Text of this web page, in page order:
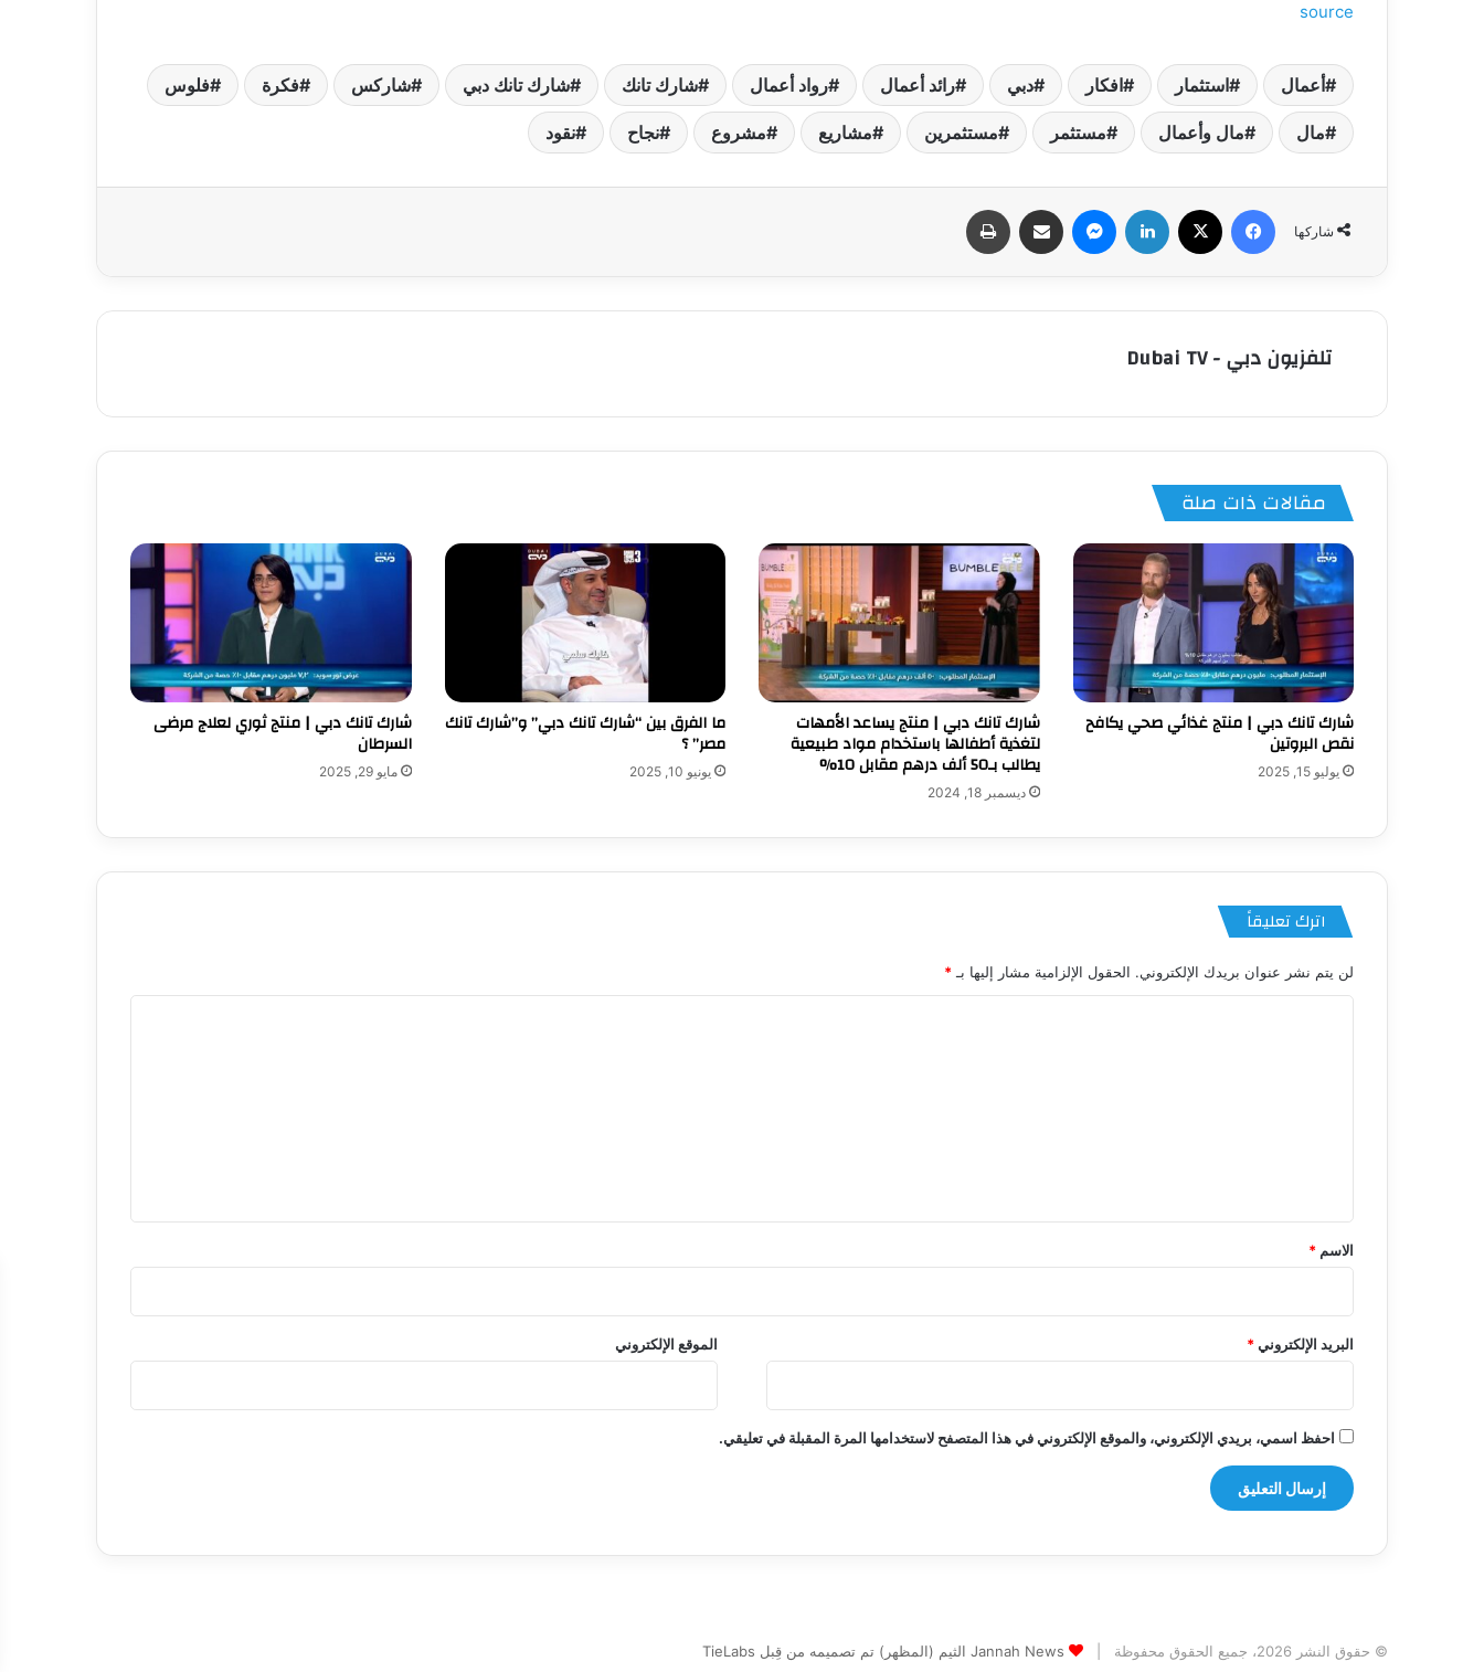
source
أعمال استثمار افكار دبي رائد أعمال رواد أعمال شارك تانك شارك تانك دبي شاركس فكرة فلوس
مال مال وأعمال مستثمر مستثمرين مشاريع مشروع نجاح نقود
شاركها
فيسبوك لينكدإن ماسنجر مشاركة عبر البريد
تلفزيون دبي - Dubai TV
مقالات ذات صلة
شارك تانك دبي | منتج غذائي صحي يكافح
نقص البروتين
يوليو 15, 2025
شارك تانك دبي | منتج يساعد الأمهات
لتغذية أطفالها باستخدام مواد طبيعية
يطالب بـ50 ألف درهم مقابل 10%
ديسمبر 18, 2024
ما الفرق بين “شارك تانك دبي” و”شارك تانك
مصر” ؟
يونيو 10, 2025
شارك تانك دبي | منتج ثوري لعلاج مرضى
السرطان
مايو 29, 2025
اترك تعليقاً
لن يتم نشر عنوان بريدك الإلكتروني. الحقول الإلزامية مشار إليها بـ *
*
الاسم *
البريد الإلكتروني* الموقع الإلكتروني
احفظ اسمي، بريدي الإلكتروني، والموقع الإلكتروني في هذا المتصفح لاستخدامها المرة المقبلة في تعليقي.
© حقوق النشر 2026، جميع الحقوق محفوظة | Jannah News الثيم (المظهر) تم تصميمه من قِبل TieLabs